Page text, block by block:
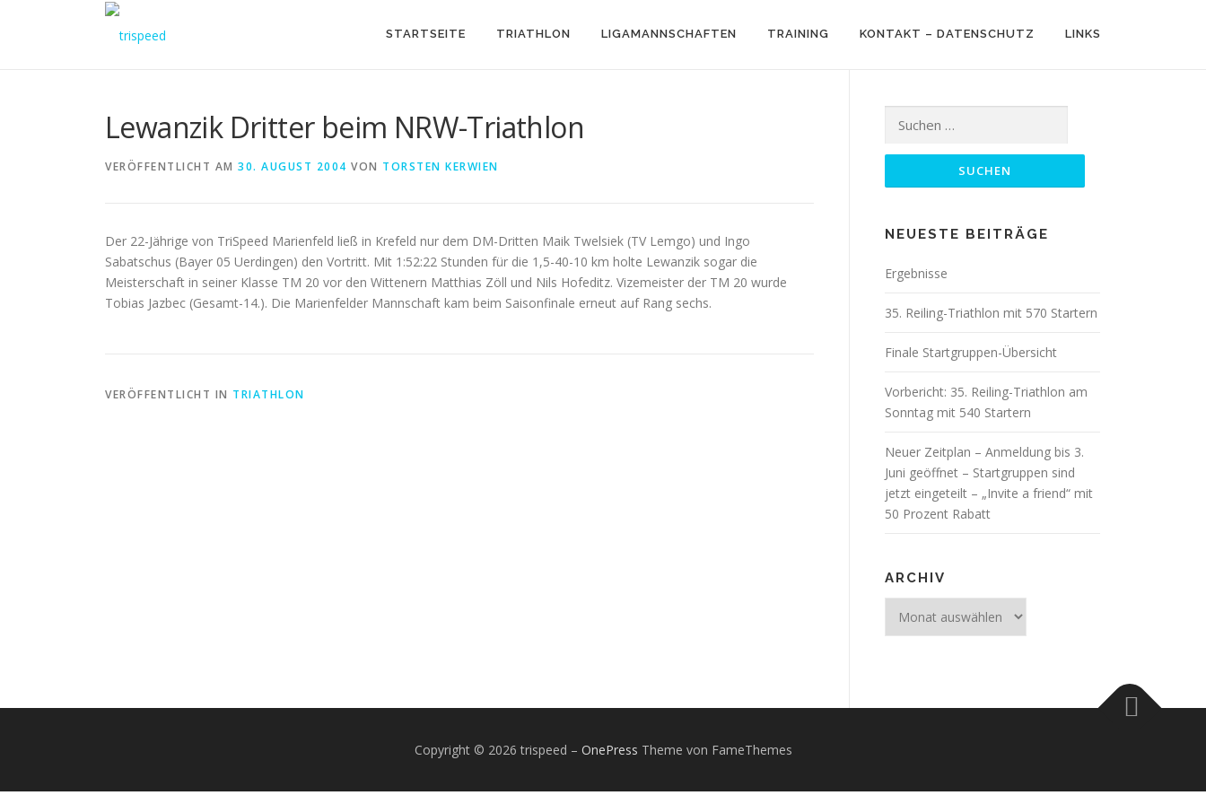
STARTSEITE TRIATHLON LIGAMANNSCHAFTEN TRAINING KONTAKT – DATENSCHUTZ LINKS
Lewanzik Dritter beim NRW-Triathlon
VERÖFFENTLICHT AM 30. AUGUST 2004 VON TORSTEN KERWIEN
Der 22-Jährige von TriSpeed Marienfeld ließ in Krefeld nur dem DM-Dritten Maik Twelsiek (TV Lemgo) und Ingo
Sabatschus (Bayer 05 Uerdingen) den Vortritt. Mit 1:52:22 Stunden für die 1,5-40-10 km holte Lewanzik sogar die
Meisterschaft in seiner Klasse TM 20 vor den Wittenern Matthias Zöll und Nils Hofeditz. Vizemeister der TM 20 wurde
Tobias Jazbec (Gesamt-14.). Die Marienfelder Mannschaft kam beim Saisonfinale erneut auf Rang sechs.
VERÖFFENTLICHT IN TRIATHLON
nach:
NEUESTE BEITRÄGE
Ergebnisse
35. Reiling-Triathlon mit 570 Startern
Finale Startgruppen-Übersicht
Vorbericht: 35. Reiling-Triathlon am
Sonntag mit 540 Startern
Neuer Zeitplan – Anmeldung bis 3.
Juni geöffnet – Startgruppen sind
jetzt eingeteilt – „Invite a friend“ mit
50 Prozent Rabatt
ARCHIV
Copyright © 2026 trispeed – OnePress Theme von FameThemes